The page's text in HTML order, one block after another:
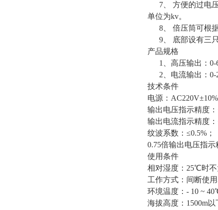
7、 方便的过电压
单位为kv。
8、 倍压筒可根据
9、 底部设有三只
产品规格
1、高压输出：
2、电流输出
技术条件
电源：
输出电压指示精度
输出电流指示精度
纹波系数：≤0.5%；
0.75倍输出电压指
使用条件
相对湿度：25℃时
工作方式：间断使
环境温度：- 10 ~
海拔高度：1500m以